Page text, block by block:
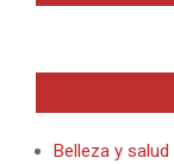
Belleza y salud